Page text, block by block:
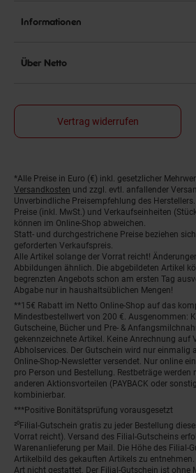
Informationen
Über Netto
Vertrag widerrufen
Fußnoten
*Alle Preise in Euro (€) inkl. gesetzlicher
Versandkosten und zzgl. evtl. anfallender
Unverbindliche Preisempfehlung des Herstellers.
Preise (inkl. MwSt.) und Verkaufseinheiten
können im Online-Shop abweichen.
Statt- und durchgestrichene Preise beziehen
geforderten Verkaufspreis.
Alle Artikel solange der Vorrat reicht!
Abbildungen ähnlich. Die abgebildeten Artikel
begrenzten Angebots schon am ersten Tag
Abgabe nur in haushaltsüblichen Mengen!
**15€ Rabatt im Netto Online-Shop auf das
Mindestbestellwert von 200 €. Ausgenommen:
Gutscheine, Bücher und Pre- &
gekennzeichnete Artikel. Keine Anrechnung auf
Abholservices. Der Gutschein wird nur einmalig
Online-Shop-Newsletter versendet. Nur online
pro Person und Bestellung. Restbeträge
anderen Aktionsvorteilen (PAYBACK oder
kombinierbar.
***Positive Bonitätsprüfung vorausgesetzt
²⁰Filial-Gutschein gratis zu jeder Bestellung
Vorrat reicht). Versand des Filial-Gutscheins
Warenanlieferung per Mail. Die Höhe des Filial-
Artikelbild des gekauften Artikels zu
Art nicht gestattet. Der Filial-Gutschein ist ohne